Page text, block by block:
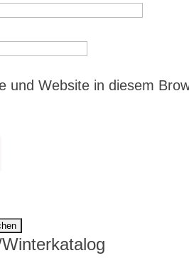
und Website in diesem